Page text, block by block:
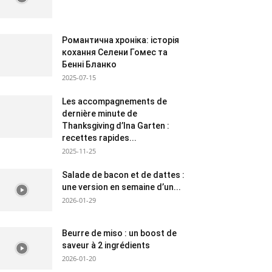
Романтична хроніка: історія
кохання Селени Гомес та
Бенні Бланко
2025-07-15
Les accompagnements de
dernière minute de
Thanksgiving d’Ina Garten :
recettes rapides...
2025-11-25
Salade de bacon et de dattes :
une version en semaine d’un...
2026-01-29
Beurre de miso : un boost de
saveur à 2 ingrédients
2026-01-20